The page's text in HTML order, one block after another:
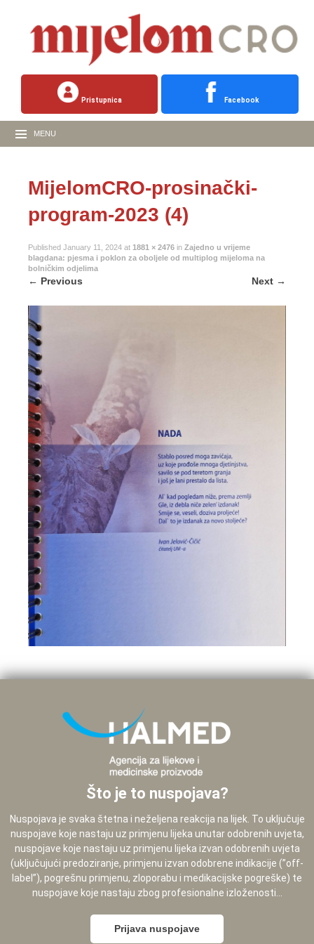
Pristupnica Facebook
MENU
MijelomCRO-prosinački-
program-2023 (4)
Published January 11, 2024 at 1881 × 2476 in Zajedno u vrijeme
blagdana: pjesma i poklon za oboljele od multiplog mijeloma na
bolničkim odjelima
← Previous Next →
Što je to nuspojava?
Nuspojava je svaka štetna i neželjena reakcija na lijek. To uključuje
nuspojave koje nastaju uz primjenu lijeka unutar odobrenih uvjeta,
nuspojave koje nastaju uz primjenu lijeka izvan odobrenih uvjeta
(uključujući predoziranje, primjenu izvan odobrene indikacije (”off-
label”), pogrešnu primjenu, zloporabu i medikacijske pogreške) te
nuspojave koje nastaju zbog profesionalne izloženosti...
Prijava nuspojave